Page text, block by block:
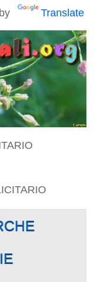
Translate